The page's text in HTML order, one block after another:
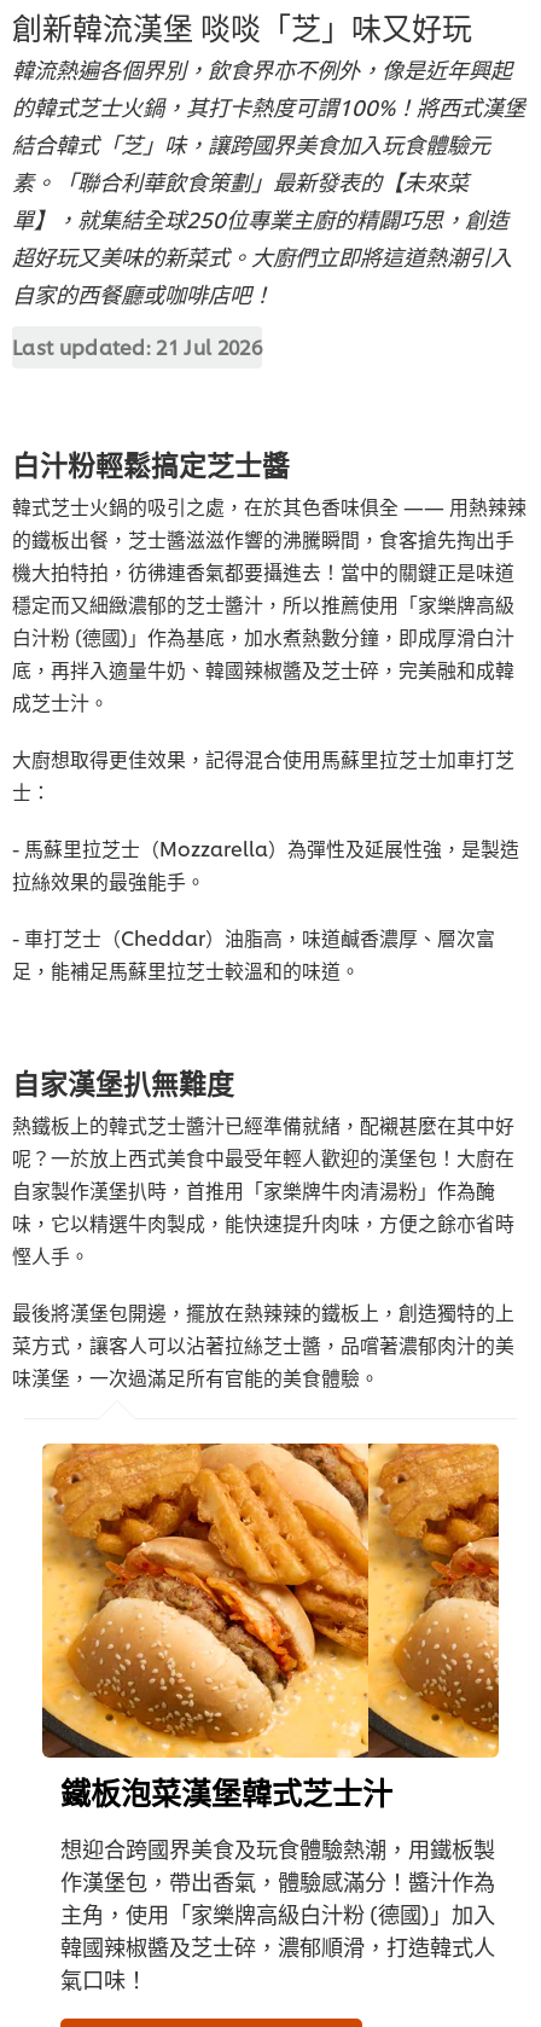
創新韓流漢堡 啖啖「芝」味又好玩
韓流熱遍各個界別，飲食界亦不例外，像是近年興起
的韓式芝士火鍋，其打卡熱度可謂100%！將西式漢堡
結合韓式「芝」味，讓跨國界美食加入玩食體驗元
素。「聯合利華飲食策劃」最新發表的【未來菜
單】，就集結全球250位專業主廚的精闢巧思，創造
超好玩又美味的新菜式。大廚們立即將這道熱潮引入
自家的西餐廳或咖啡店吧！
Last updated: 21 Jul 2026
白汁粉輕鬆搞定芝士醬
韓式芝士火鍋的吸引之處，在於其色香味俱全 —— 用熱辣辣
的鐵板出餐，芝士醬滋滋作響的沸騰瞬間，食客搶先掏出手
機大拍特拍，彷彿連香氣都要攝進去！當中的關鍵正是味道
穩定而又細緻濃郁的芝士醬汁，所以推薦使用「家樂牌高級
白汁粉 (德國)」作為基底，加水煮熱數分鐘，即成厚滑白汁
底，再拌入適量牛奶、韓國辣椒醬及芝士碎，完美融和成韓
成芝士汁。
大廚想取得更佳效果，記得混合使用馬蘇里拉芝士加車打芝
士：
- 馬蘇里拉芝士（Mozzarella）為彈性及延展性強，是製造
拉絲效果的最強能手。
- 車打芝士（Cheddar）油脂高，味道鹹香濃厚、層次富
足，能補足馬蘇里拉芝士較溫和的味道。
自家漢堡扒無難度
熱鐵板上的韓式芝士醬汁已經準備就緒，配襯甚麼在其中好
呢？一於放上西式美食中最受年輕人歡迎的漢堡包！大廚在
自家製作漢堡扒時，首推用「家樂牌牛肉清湯粉」作為醃
味，它以精選牛肉製成，能快速提升肉味，方便之餘亦省時
慳人手。
最後將漢堡包開邊，擺放在熱辣辣的鐵板上，創造獨特的上
菜方式，讓客人可以沾著拉絲芝士醬，品嚐著濃郁肉汁的美
味漢堡，一次過滿足所有官能的美食體驗。
鐵板泡菜漢堡​韓式芝士汁​
想迎合跨國界美食及玩食體驗熱潮，用鐵板製
作漢堡包，帶出香氣，體驗感滿分！醬汁作為
主角，使用「家樂牌高級白汁粉 (德國)」加入
韓國辣椒醬及芝士碎，濃郁順滑，打造韓式人
氣口味！